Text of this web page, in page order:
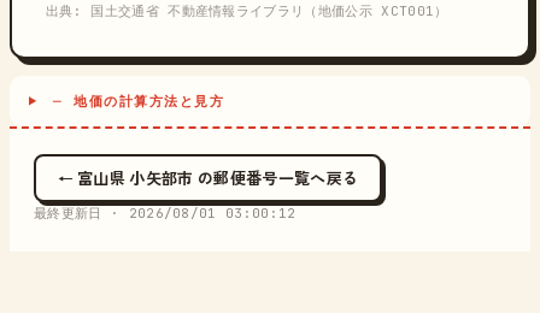
出典: 国土交通省 不動産情報ライブラリ（地価公示 XCT001）
─ 地価の計算方法と見方
← 富山県 小矢部市 の郵便番号一覧へ戻る
最終更新日 · 2026/08/01 03:00:12